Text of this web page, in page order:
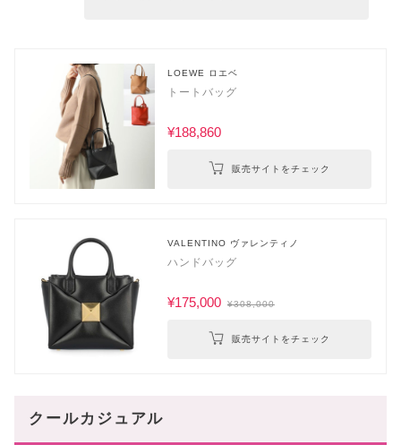
LOEWE ロエベ
トートバッグ
¥188,860
販売サイトをチェック
VALENTINO ヴァレンティノ
ハンドバッグ
¥175,000 ¥308,000
販売サイトをチェック
クールカジュアル